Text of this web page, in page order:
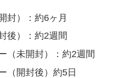
封）：約6ヶ月
後）：約2週間
（未開封）：約2週間
（開封後）約5日